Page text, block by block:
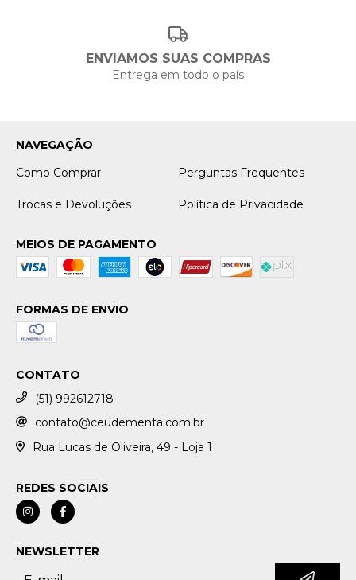
ENVIAMOS SUAS COMPRAS
Entrega em todo o país
NAVEGAÇÃO
Como Comprar
Perguntas Frequentes
Trocas e Devoluções Política de Privacidade
MEIOS DE PAGAMENTO
FORMAS DE ENVIO
CONTATO
(51) 992612718
contato@ceudementa.com.br
Rua Lucas de Oliveira, 49 - Loja 1
REDES SOCIAIS
NEWSLETTER